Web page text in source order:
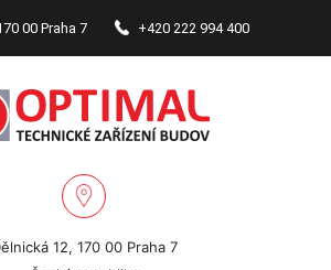
00 Praha 7 +420 222 994 400
12, 170 00 Praha 7